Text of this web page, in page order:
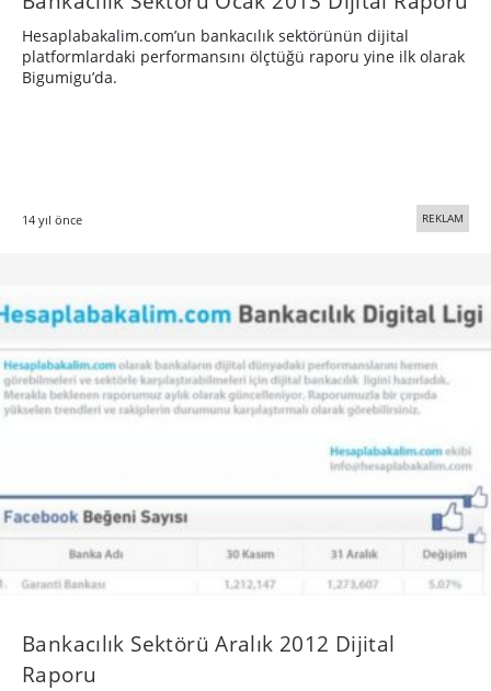
Hesaplabakalim.com’un bankacılık sektörünün dijital
platformlardaki performansını ölçtüğü raporu yine ilk olarak
Bigumigu’da.
14 yıl önce REKLAM
Bankacılık Sektörü Aralık 2012 Dijital
Raporu